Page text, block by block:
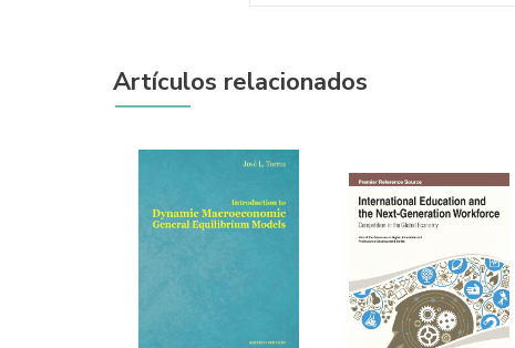
Artículos relacionados